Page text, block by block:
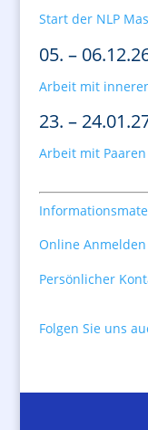
Start der NLP
05. –
Arbeit mit
23. –
Arbeit mit
Online Anmelden
Persönlicher
Folgen Sie uns